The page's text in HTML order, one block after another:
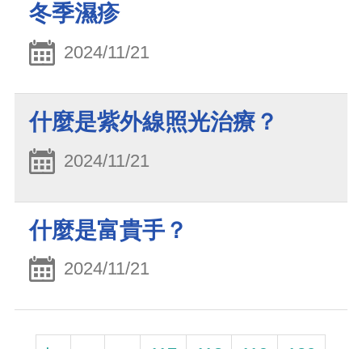
冬季濕疹
2024/11/21
什麼是紫外線照光治療？
2024/11/21
什麼是富貴手？
2024/11/21